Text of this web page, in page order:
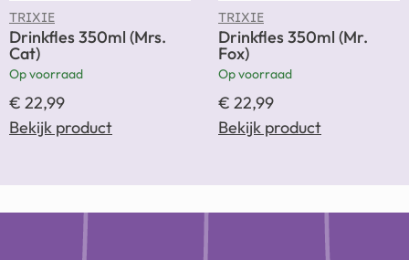
TRIXIE
Drinkfles 350ml (Mrs.
Cat)
Op voorraad
€ 22,99
Bekijk product
TRIXIE
Drinkfles 350ml (Mr.
Fox)
Op voorraad
€ 22,99
Bekijk product